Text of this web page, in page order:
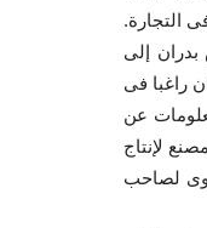
التجارة.
إلى
راغبا فى
عن
لإنتاج
لصاحب